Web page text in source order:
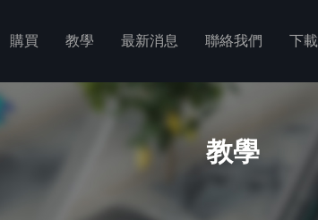
購買 教學 最新消息 聯絡我們 下載
教學